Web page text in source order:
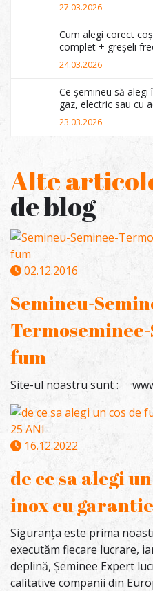
27.03.2026
Cum alegi corect
complet + greșeli
24.03.2026
Ce șemineu să alegi
gaz, electric sau cu
23.03.2026
Alte
de blog
02.12.2016
Semineu-
fum
Site-ul noastru sunt :
16.12.2022
de ce sa alegi
inox cu garantie
Siguranța este prima
executăm fiecare lucrare,
deplină, Șeminee Expert
calitative companii din